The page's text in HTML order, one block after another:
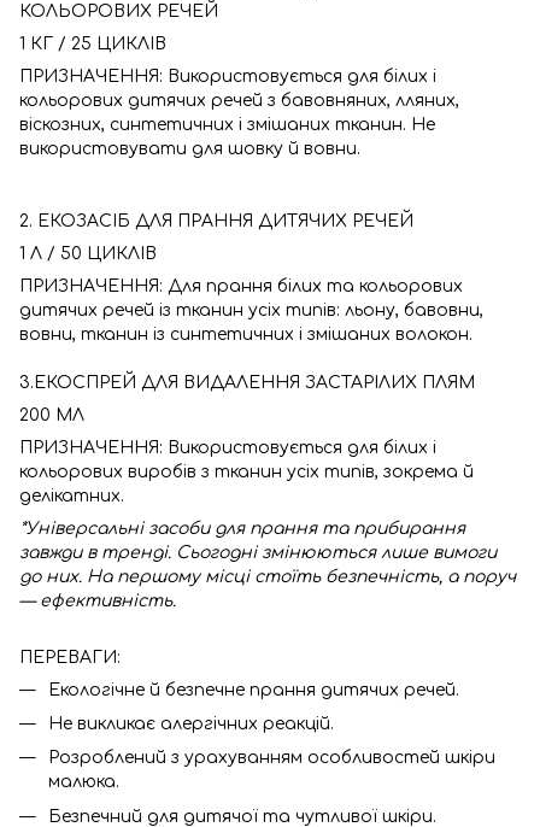
КОЛЬОРОВИХ РЕЧЕЙ
1 КГ / 25 ЦИКЛІВ
ПРИЗНАЧЕННЯ: Використовується для білих і
кольорових дитячих речей з бавовняних, лляних,
віскозних, синтетичних і змішаних тканин. Не
використовувати для шовку й вовни.
2. ЕКОЗАСІБ ДЛЯ ПРАННЯ ДИТЯЧИХ РЕЧЕЙ
1 Л / 50 ЦИКЛІВ
ПРИЗНАЧЕННЯ: Для прання білих та кольорових
дитячих речей із тканин усіх типів: льону, бавовни,
вовни, тканин із синтетичних і змішаних волокон.
3.ЕКОСПРЕЙ ДЛЯ ВИДАЛЕННЯ ЗАСТАРІЛИХ ПЛЯМ
200 МЛ
ПРИЗНАЧЕННЯ: Використовується для білих і
кольорових виробів з тканин усіх типів, зокрема й
делікатних.
*Універсальні засоби для прання та прибирання
завжди в тренді. Сьогодні змінюються лише вимоги
до них. На першому місці стоїть безпечність, а поруч
— ефективність.
ПЕРЕВАГИ:
Екологічне й безпечне прання дитячих речей.
Не викликає алергічних реакцій.
Розроблений з урахуванням особливостей шкіри
малюка.
Безпечний для дитячої та чутливої шкіри.